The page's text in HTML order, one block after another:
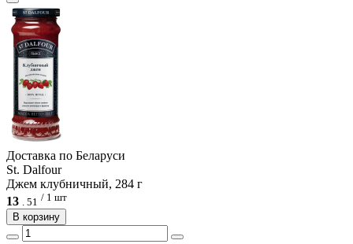
Доcтавка по Беларуси
St. Dalfour
Джем клубничный, 284 г
13 . 51 / 1 шт
В корзину